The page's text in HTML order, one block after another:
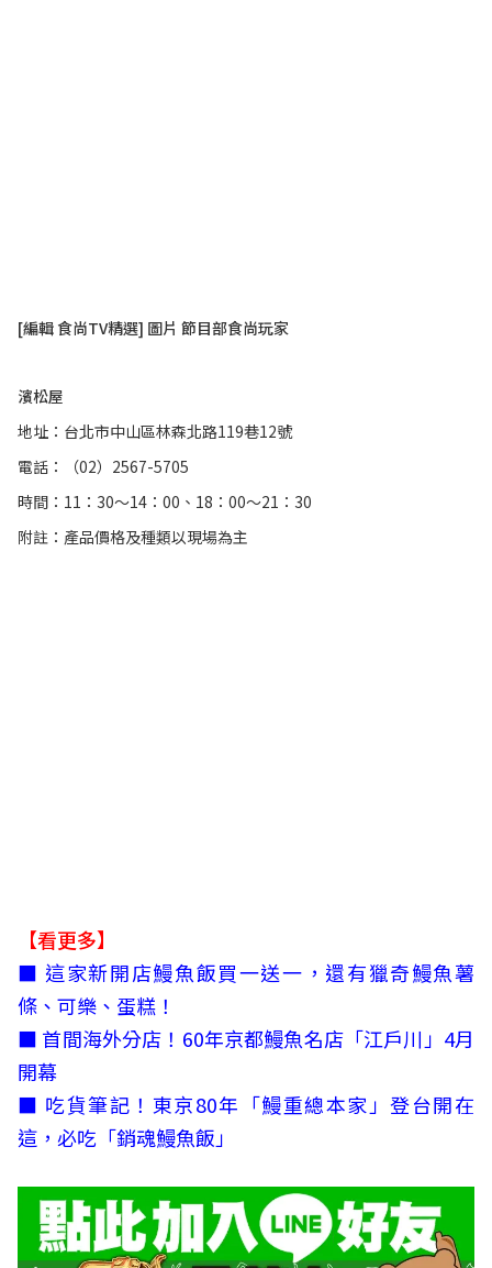
[編輯 食尚TV精選] 圖片 節目部食尚玩家
濱松屋
地址：台北市中山區林森北路119巷12號
電話：（02）2567-5705
時間：11：30～14：00、18：00～21：30
附註：產品價格及種類以現場為主
【看更多】
■ 這家新開店鰻魚飯買一送一，還有獵奇鰻魚薯
條、可樂、蛋糕！
■ 首間海外分店！60年京都鰻魚名店「江戶川」4月
開幕
■ 吃貨筆記！東京80年「鰻重總本家」登台開在
這，必吃「銷魂鰻魚飯」